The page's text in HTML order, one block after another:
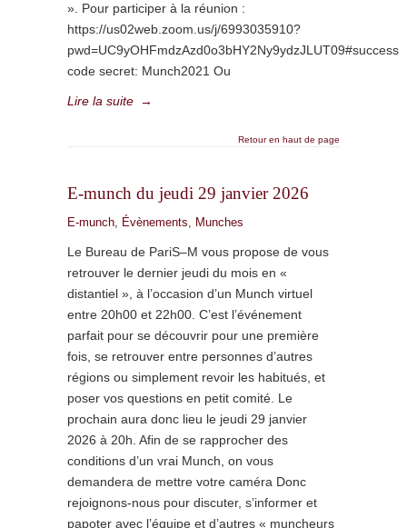
». Pour participer à la réunion :
https://us02web.zoom.us/j/6993035910?
pwd=UC9yOHFmdzAzd0o3bHY2Ny9ydzJLUT09#success
code secret: Munch2021 Ou
Lire la suite →
Retour en haut de page
E-munch du jeudi 29 janvier 2026
E-munch, Évènements, Munches
Le Bureau de PariS–M vous propose de vous
retrouver le dernier jeudi du mois en «
distantiel », à l’occasion d’un Munch virtuel
entre 20h00 et 22h00. C’est l’événement
parfait pour se découvrir pour une première
fois, se retrouver entre personnes d’autres
régions ou simplement revoir les habitués, et
poser vos questions en petit comité. Le
prochain aura donc lieu le jeudi 29 janvier
2026 à 20h. Afin de se rapprocher des
conditions d’un vrai Munch, on vous
demandera de mettre votre caméra Donc
rejoignons-nous pour discuter, s’informer et
papoter avec l’équipe et d’autres « muncheurs